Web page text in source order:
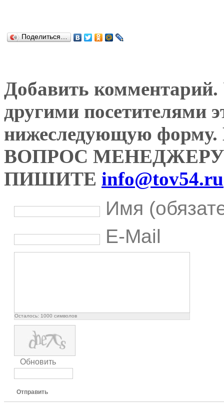
Поделиться…
Добавить комментарий.
другими посетителями
нижеследующую
ВОПРОС
ПИШИТЕ info@tov54.ru
Имя
E-Mail
Осталось: 1000 символов
Обновить
Отправить